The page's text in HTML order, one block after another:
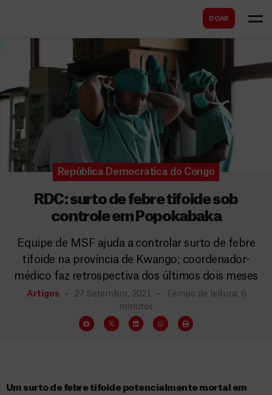
DOAR
a
r
República Democrática do Congo
RDC: surto de febre tifoide sob
controle em Popokabaka
Equipe de MSF ajuda a controlar surto de febre
tifoide na província de Kwango; coordenador-
médico faz retrospectiva dos últimos dois meses
Artigos 27 Setembro, 2021
Tempo de leitura: 6
minutos
Um surto de febre tifoide potencialmente mortal em
s
c
r